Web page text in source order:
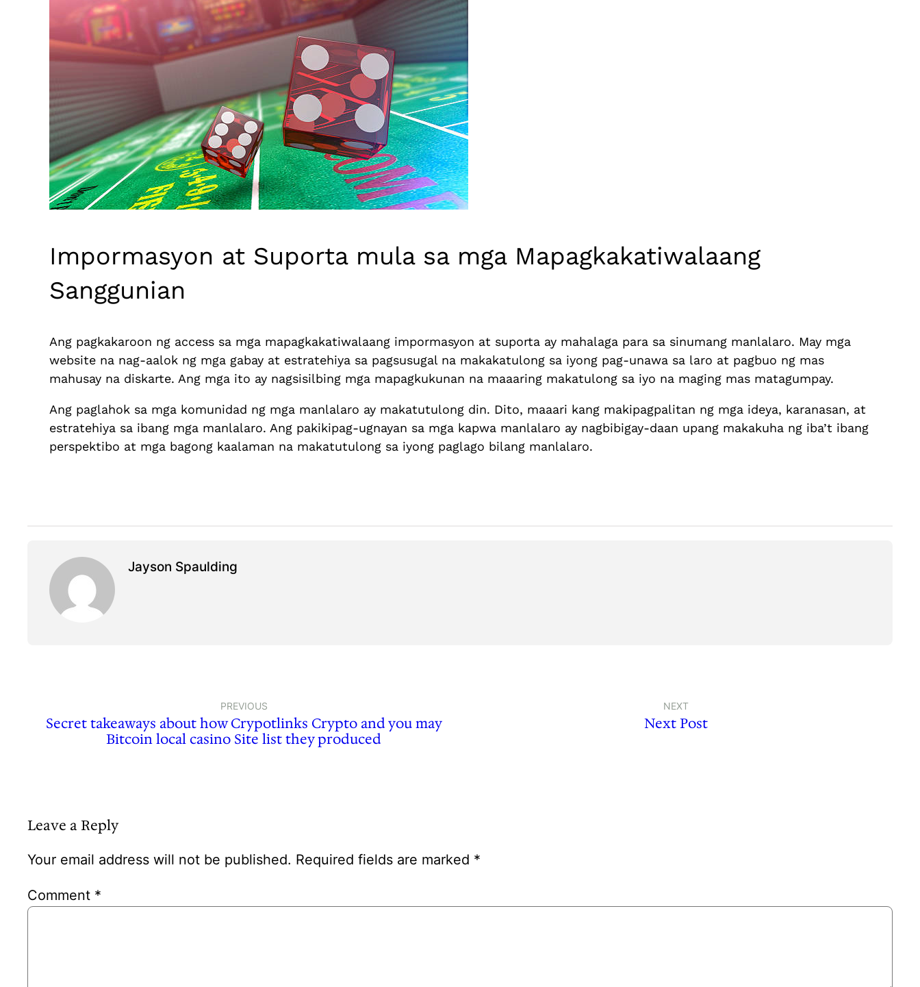
Impormasyon at Suporta mula sa mga Mapagkakatiwalaang
Sanggunian
Ang pagkakaroon ng access sa mga mapagkakatiwalaang impormasyon at suporta ay mahalaga para sa sinumang manlalaro. May mga
website na nag-aalok ng mga gabay at estratehiya sa pagsusugal na makakatulong sa iyong pag-unawa sa laro at pagbuo ng mas
mahusay na diskarte. Ang mga ito ay nagsisilbing mga mapagkukunan na maaaring makatulong sa iyo na maging mas matagumpay.
Ang paglahok sa mga komunidad ng mga manlalaro ay makatutulong din. Dito, maaari kang makipagpalitan ng mga ideya, karanasan, at
estratehiya sa ibang mga manlalaro. Ang pakikipag-ugnayan sa mga kapwa manlalaro ay nagbibigay-daan upang makakuha ng iba’t ibang
perspektibo at mga bagong kaalaman na makatutulong sa iyong paglago bilang manlalaro.
Jayson Spaulding
PREVIOUS
Secret takeaways about how Crypotlinks Crypto and you may
Bitcoin local casino Site list they produced
NEXT
Next Post
Leave a Reply
Your email address will not be published. Required fields are marked *
Comment *